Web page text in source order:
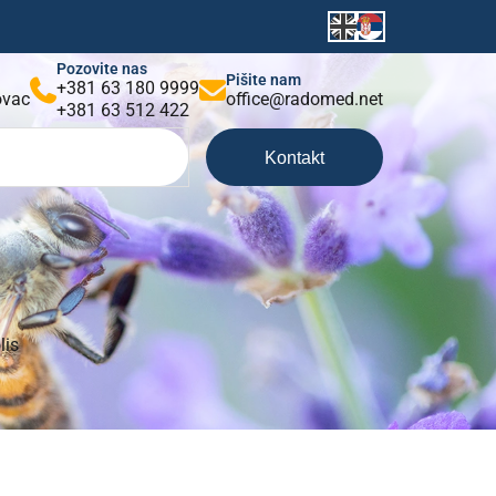
Pozovite nas
+381 63 180 9999
+381 63 512 422
Pišite nam
office@radomed.net
Kontakt